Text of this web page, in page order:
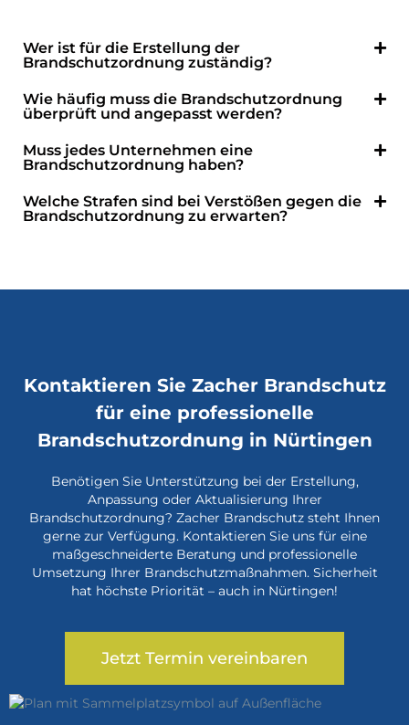
Wer ist für die Erstellung der
Brandschutzordnung zuständig?
Wie häufig muss die Brandschutzordnung
überprüft und angepasst werden?
Muss jedes Unternehmen eine
Brandschutzordnung haben?
Welche Strafen sind bei Verstößen gegen die
Brandschutzordnung zu erwarten?
Kontaktieren Sie Zacher Brandschutz
für eine professionelle
Brandschutzordnung in Nürtingen
Benötigen Sie Unterstützung bei der Erstellung,
Anpassung oder Aktualisierung Ihrer
Brandschutzordnung? Zacher Brandschutz steht Ihnen
gerne zur Verfügung. Kontaktieren Sie uns für eine
maßgeschneiderte Beratung und professionelle
Umsetzung Ihrer Brandschutzmaßnahmen. Sicherheit
hat höchste Priorität – auch in Nürtingen!
Jetzt Termin vereinbaren